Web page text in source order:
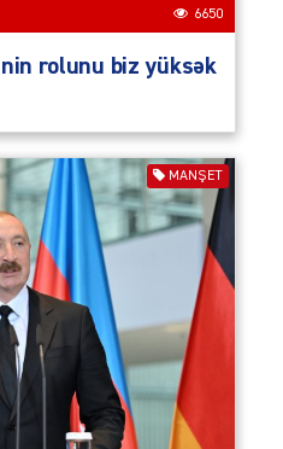
6650
rolunu biz yüksək
MANŞET